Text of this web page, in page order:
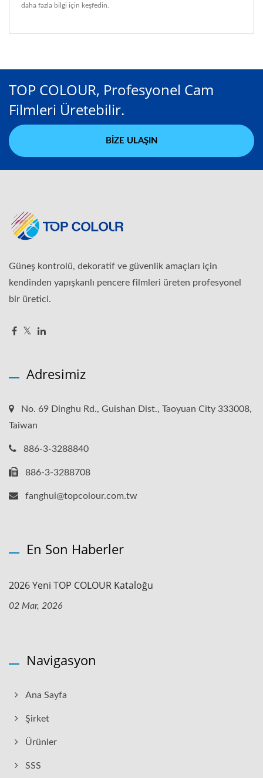
daha fazla bilgi için keşfedin.
TOP COLOUR, Profesyonel Cam
Filmleri Üretebilir.
BIZE ULAŞIN
Güneş kontrolü, dekoratif ve güvenlik amaçları için
kendinden yapışkanlı pencere filmleri üreten profesyonel
bir üretici.
Adresimiz
No. 69 Dinghu Rd., Guishan Dist., Taoyuan City 333008,
Taiwan
886-3-3288840
886-3-3288708
fanghui@topcolour.com.tw
En Son Haberler
2026 Yeni TOP COLOUR Kataloğu
02 Mar, 2026
Navigasyon
Ana Sayfa
Şirket
Ürünler
SSS